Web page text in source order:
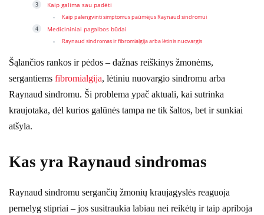
Kaip galima sau padėti
Kaip palengvinti simptomus paūmėjus Raynaud sindromui
Medicininiai pagalbos būdai
Raynaud sindromas ir fibromialgija arba lėtinis nuovargis
Šąlančios rankos ir pėdos – dažnas reiškinys žmonėms,
sergantiems fibromialgija, lėtiniu nuovargio sindromu arba
Raynaud sindromu. Ši problema ypač aktuali, kai sutrinka
kraujotaka, dėl kurios galūnės tampa ne tik šaltos, bet ir sunkiai
atšyla.
Kas yra Raynaud sindromas
Raynaud sindromu sergančių žmonių kraujagyslės reaguoja
pernelyg stipriai – jos susitraukia labiau nei reikėtų ir taip apriboja